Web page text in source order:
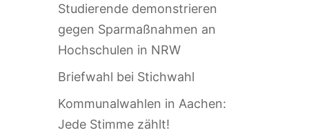
Studierende demonstrieren
gegen Sparmaßnahmen an
Hochschulen in NRW
Briefwahl bei Stichwahl
Kommunalwahlen in Aachen:
Jede Stimme zählt!